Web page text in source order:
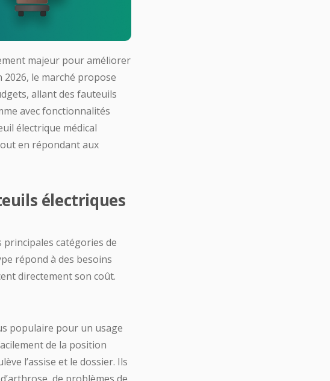
majeur pour améliorer
le marché propose
allant des fauteuils
avec fonctionnalités
électrique médical
en répondant aux
électriques
catégories de
répond à des besoins
directement son coût.
populaire pour un usage
de la position
l’assise et le dossier. Ils